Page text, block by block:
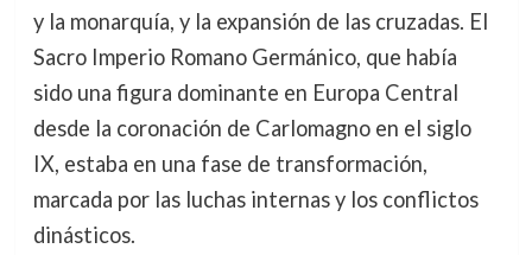
y la monarquía, y la expansión de las cruzadas. El
Sacro Imperio Romano Germánico, que había
sido una figura dominante en Europa Central
desde la coronación de Carlomagno en el siglo
IX, estaba en una fase de transformación,
marcada por las luchas internas y los conflictos
dinásticos.